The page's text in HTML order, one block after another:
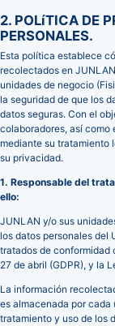
2. POLíTICA DE
PERSONALES.
Esta política establece
recolectados en
unidades de negocio
la seguridad de que los
datos seguras. Con el
colaboradores, así como
mediante su tratamiento
su privacidad.
1. Responsable del
ello:
JUNLAN y/o sus
los datos personales del
tratados de conformidad
27 de abril (GDPR), y la
La información
es almacenada por cada
tratamiento y uso de los